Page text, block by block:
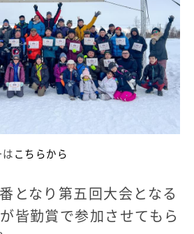
こちらから
となり第五回大会となる
皆勤賞で参加させてもら